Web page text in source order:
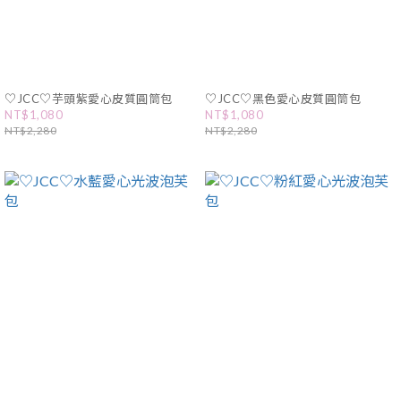
♡JCC♡芋頭紫愛心皮質圓筒包
NT$1,080
NT$2,280
♡JCC♡黑色愛心皮質圓筒包
NT$1,080
NT$2,280